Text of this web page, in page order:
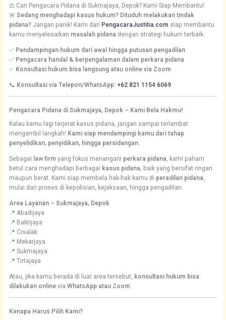
⚖️ Cari Pengacara Pidana di Sukmajaya, Depok? Kami Siap Membantu!
🚨Sedang menghadapi kasus hukum? Dituduh melakukan tindak
pidana? Jangan panik! Kami dari PengacaraJustitia.com siap membantu
kamu menyelesaikan masalah pidana dengan strategi hukum terbaik.
✅ Pendampingan hukum dari awal hingga putusan pengadilan
✅ Pengacara handal & berpengalaman dalam perkara pidana
✅ Konsultasi hukum bisa langsung atau online via Zoom
📞 Konsultasi via Telepon/WhatsApp:+62 821 1154 6069
Pengacara Pidana di Sukmajaya, Depok – Kami Bela Hakmu!
Kalau kamu lagi terjerat kasus pidana, jangan sampai terlambat
mengambil langkah! Kami siap mendampingi kamu dari tahap
penyelidikan, penyidikan, hingga persidangan.
Sebagai law firm yang fokus menangani perkara pidana, kami paham
betul cara menghadapi berbagai kasus pidana, baik yang bersifat ringan
maupun berat. Kami siap membela hak-hak kamu di peradilan pidana,
mulai dari proses di kepolisian, kejaksaan, hingga pengadilan.
Area Layanan – Sukmajaya, Depok
📍 Abadijaya
📍 Baktijaya
📍 Cisalak
📍 Mekarjaya
📍 Sukmajaya
📍 Tirtajaya
Atau, jika kamu berada di luar area tersebut, konsultasi hukum bisa
dilakukan onlineviaWhatsApp atau Zoom.
Kenapa Harus Pilih Kami?